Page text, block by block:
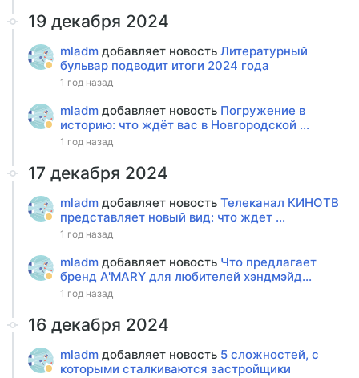
19 декабря 2024
mladm добавляет новость Литературный
бульвар подводит итоги 2024 года
1 год назад
mladm добавляет новость Погружение в
историю: что ждёт вас в Новгородской ...
1 год назад
17 декабря 2024
mladm добавляет новость Телеканал КИНОТВ
представляет новый вид: что ждет ...
1 год назад
mladm добавляет новость Что предлагает
бренд A'MARY для любителей хэндмэйд...
1 год назад
16 декабря 2024
mladm добавляет новость 5 сложностей, с
которыми сталкиваются застройщики